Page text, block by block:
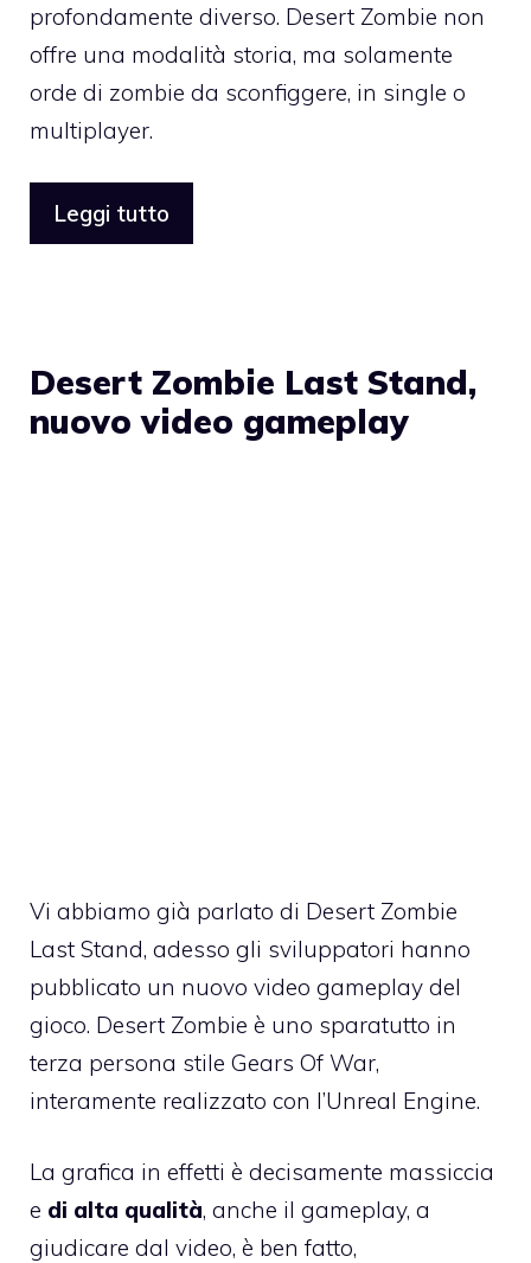
profondamente diverso. Desert Zombie non
offre una modalità storia, ma solamente
orde di zombie da sconfiggere, in single o
multiplayer.
Leggi tutto
Desert Zombie Last Stand,
nuovo video gameplay
Vi abbiamo già parlato di Desert Zombie
Last Stand, adesso gli sviluppatori hanno
pubblicato un nuovo video gameplay del
gioco. Desert Zombie è uno sparatutto in
terza persona stile Gears Of War,
interamente realizzato con l’Unreal Engine.
La grafica in effetti è decisamente massiccia
e di alta qualità, anche il gameplay, a
giudicare dal video, è ben fatto,